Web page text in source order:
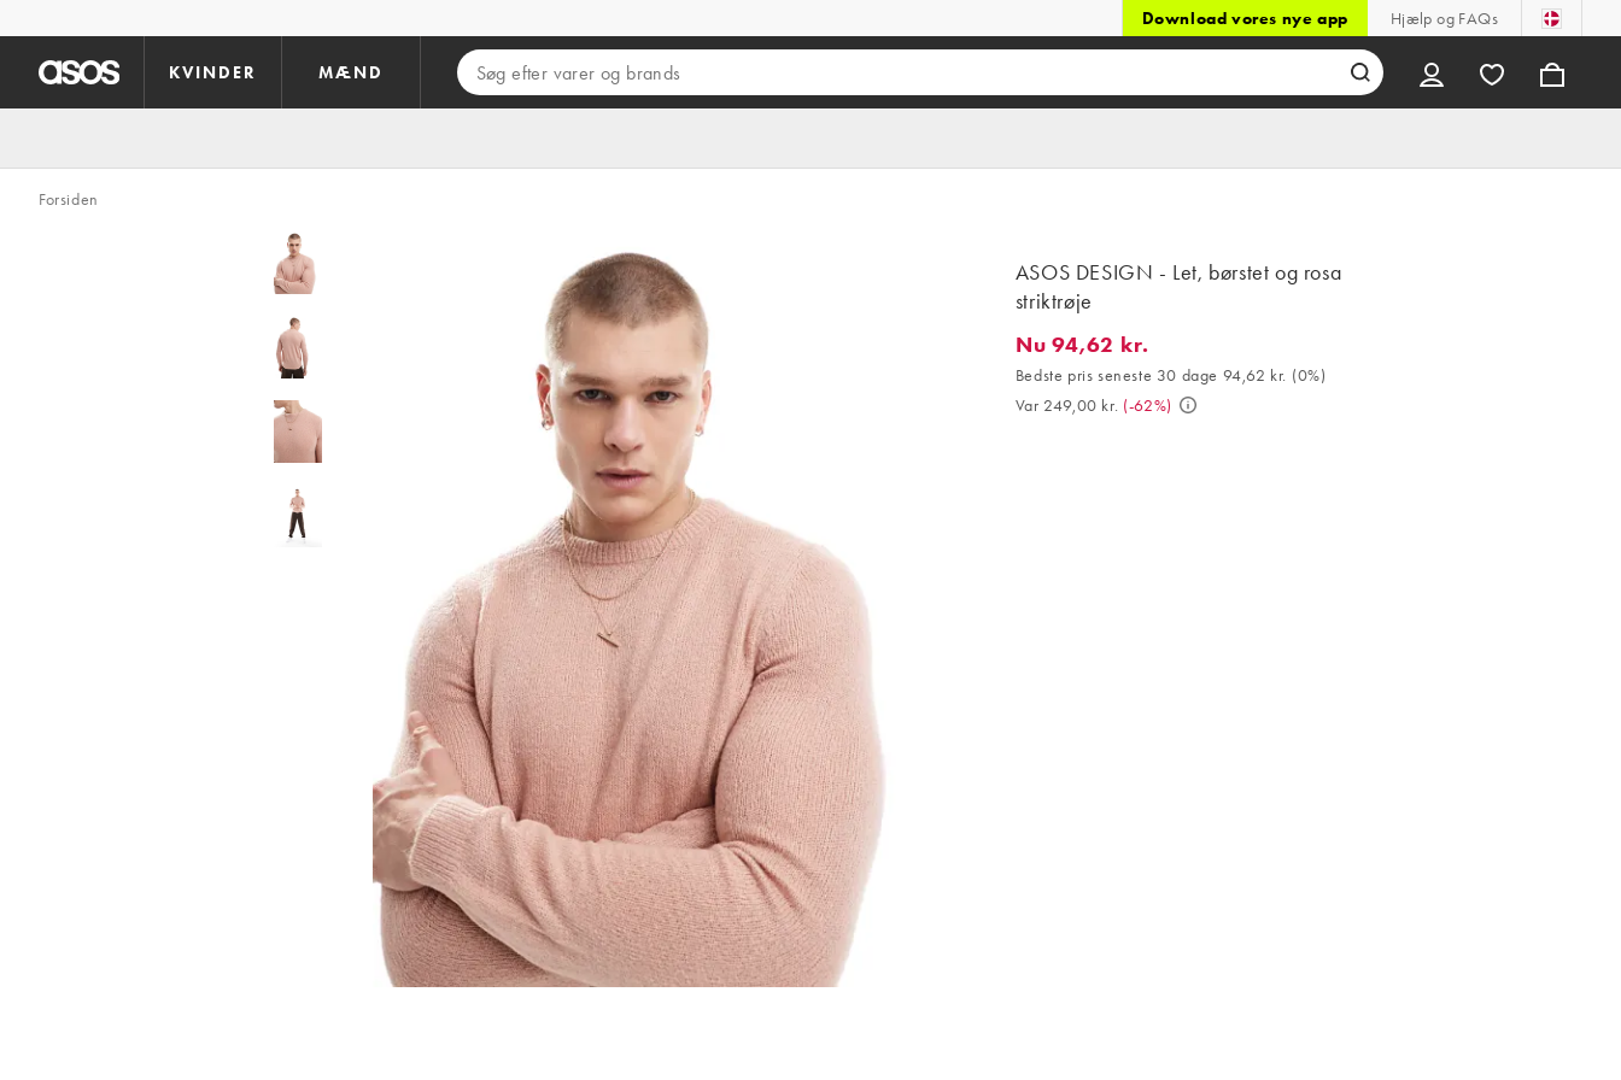
Download vores nye app Hjælp og FAQs
KVINDER MÆND
Forsiden
ASOS DESIGN - Let, børstet og rosa
striktrøje
Nu 94,62 kr.. Bedste pris seneste 30 dage 94,62 kr. (0%). Var 249,00 kr..
Nu 94,62 kr.
Bedste pris seneste 30 dage 94,62 kr. (0%)
Var 249,00 kr. (-62%)